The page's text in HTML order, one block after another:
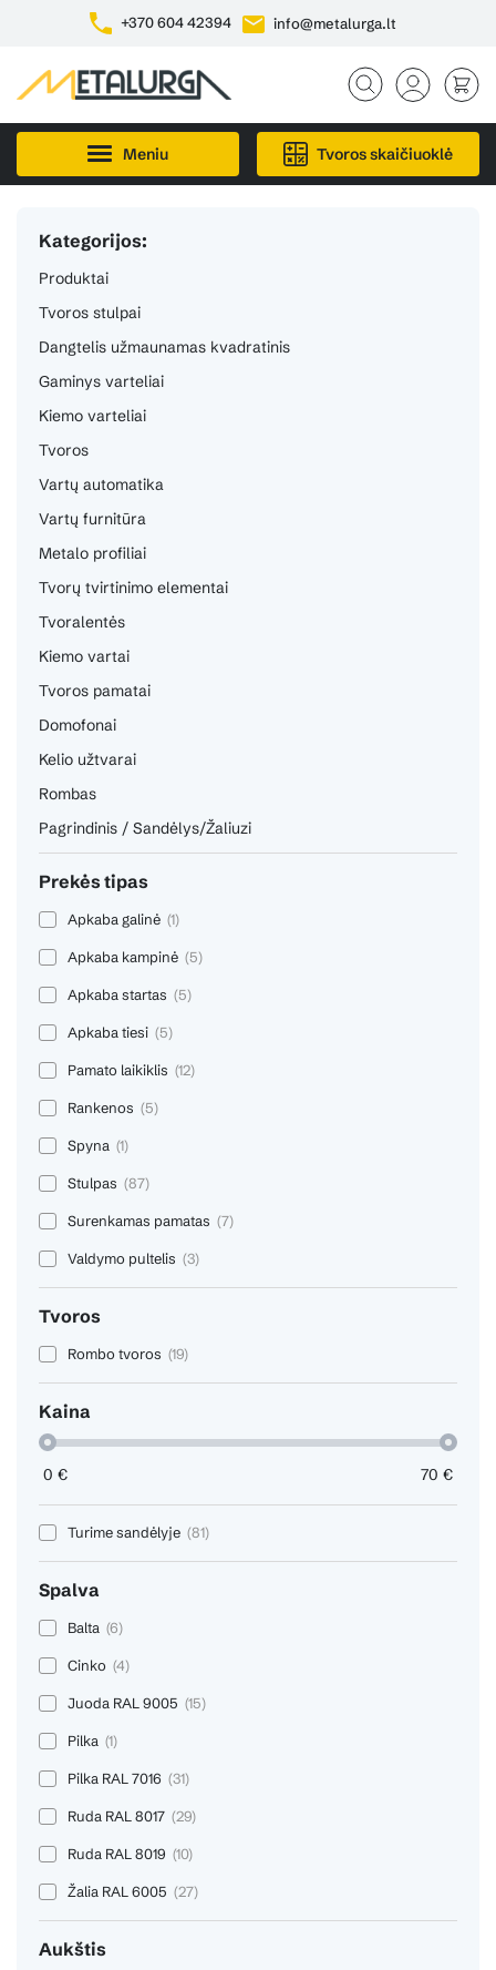
+370 604 42394 info@metalurga.lt
Meniu Tvoros skaičiuoklė
Kategorijos:
Produktai
Tvoros stulpai
Dangtelis užmaunamas kvadratinis
Gaminys varteliai
Kiemo varteliai
Tvoros
Vartų automatika
Vartų furnitūra
Metalo profiliai
Tvorų tvirtinimo elementai
Tvoralentės
Kiemo vartai
Tvoros pamatai
Domofonai
Kelio užtvarai
Rombas
Pagrindinis / Sandėlys/Žaliuzi
Prekės tipas
Apkaba galinė (1)
Apkaba kampinė (5)
Apkaba startas (5)
Apkaba tiesi (5)
Pamato laikiklis (12)
Rankenos (5)
Spyna (1)
Stulpas (87)
Surenkamas pamatas (7)
Valdymo pultelis (3)
Tvoros
Rombo tvoros (19)
Kaina
0 € 70 €
Turime sandėlyje (81)
Spalva
Balta (6)
Cinko (4)
Juoda RAL 9005 (15)
Pilka (1)
Pilka RAL 7016 (31)
Ruda RAL 8017 (29)
Ruda RAL 8019 (10)
Žalia RAL 6005 (27)
Aukštis